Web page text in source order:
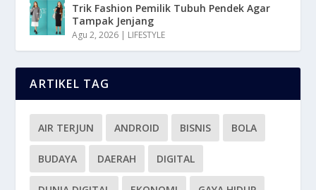
Trik Fashion Pemilik Tubuh Pendek Agar
Tampak Jenjang
Agu 2, 2026 | LIFESTYLE
ARTIKEL TAG
AIR TERJUN ANDROID BISNIS BOLA
BUDAYA DAERAH DIGITAL